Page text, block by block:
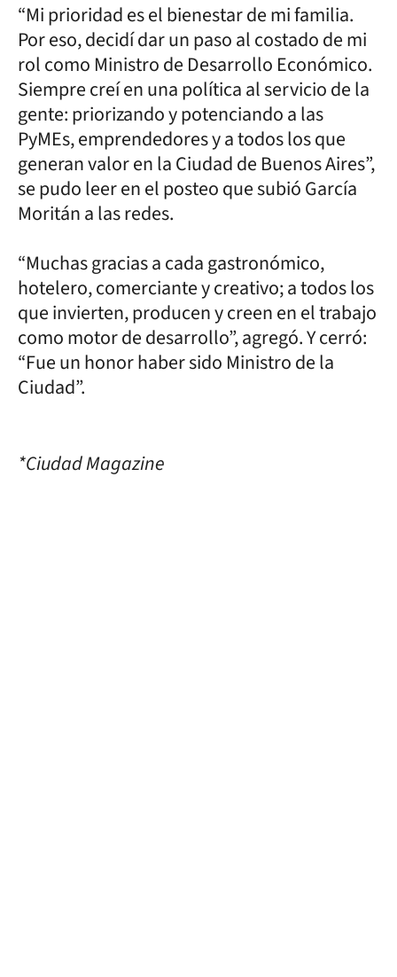
“Mi prioridad es el bienestar de mi familia.
Por eso, decidí dar un paso al costado de mi
rol como Ministro de Desarrollo Económico.
Siempre creí en una política al servicio de la
gente: priorizando y potenciando a las
PyMEs, emprendedores y a todos los que
generan valor en la Ciudad de Buenos Aires”,
se pudo leer en el posteo que subió García
Moritán a las redes.
“Muchas gracias a cada gastronómico,
hotelero, comerciante y creativo; a todos los
que invierten, producen y creen en el trabajo
como motor de desarrollo”, agregó. Y cerró:
“Fue un honor haber sido Ministro de la
Ciudad”.
*Ciudad Magazine